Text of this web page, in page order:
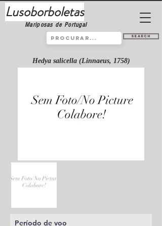
Lusoborboletas
Mariposas de Portugal
Search
Hedya salicella (Linnaeus, 1758)
Período de voo